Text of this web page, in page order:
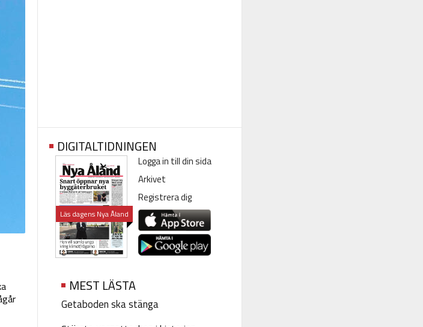
DIGITALTIDNINGEN
Läs dagens Nya Åland
Logga in till din sida
Arkivet
Registrera dig
MEST LÄSTA
Getaboden ska stänga